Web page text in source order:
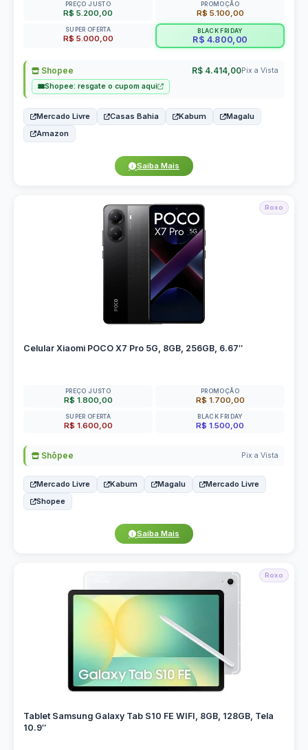
PREÇO JUSTO
R$ 5.200,00
PROMOÇÃO
R$ 5.100,00
SUPER OFERTA
R$ 5.000,00
BLACK FRIDAY
R$ 4.800,00
Shopee R$ 4.414,00Pix a Vista
Shopee: resgate o cupom aqui
Mercado Livre Casas Bahia Kabum
Magalu
Amazon
Saiba Mais
Roxo
Celular Xiaomi POCO X7 Pro 5G, 8GB, 256GB, 6.67″
PREÇO JUSTO
R$ 1.800,00
PROMOÇÃO
R$ 1.700,00
SUPER OFERTA
R$ 1.600,00
BLACK FRIDAY
R$ 1.500,00
Shôpee Pix a Vista
Mercado Livre Kabum Magalu
Mercado Livre
Shopee
Saiba Mais
Roxo
Tablet Samsung Galaxy Tab S10 FE WIFI, 8GB, 128GB, Tela
10.9″